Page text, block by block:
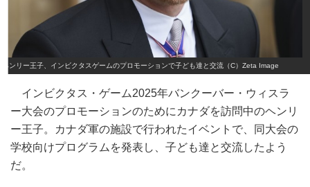
ヘンリー王子、インビクタスゲームのプロモーションで子ども達と交流（C）Zeta Image
インビクタス・ゲーム2025年バンクーバー・ウィスラ
ー大会のプロモーションのためにカナダを訪問中のヘンリ
ー王子。カナダ軍の施設で行われたイベントで、同大会の
学校向けプログラムを発表し、子ども達と交流したよう
だ。